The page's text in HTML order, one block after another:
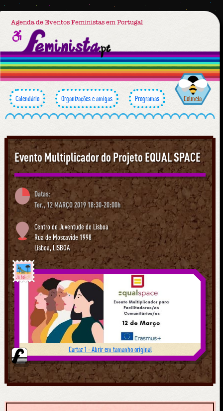
Agenda de Eventos Feministas em Portugal
Calendário Organizações e amigas Programas Colmeia
Evento Multiplicador do Projeto EQUAL SPACE
Datas:
Ter., 12 MARÇO 2019 18:30-20:00h
Centro de Juventude de Lisboa
Rua de Moscavide 1998
Lisboa,LISBOA
Já foi
Cartaz 1 - Abrir em tamanho original